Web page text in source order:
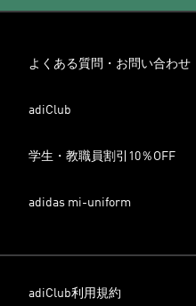
よくある質問・お問い合わせ
adiClub
学生・教職員割引10％OFF
adidas mi-uniform
adiClub利用規約